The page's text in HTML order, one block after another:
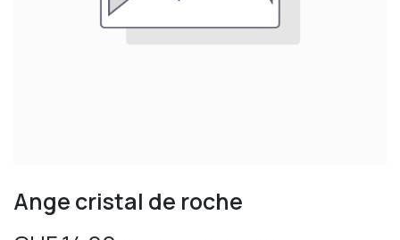
Ange cristal de roche